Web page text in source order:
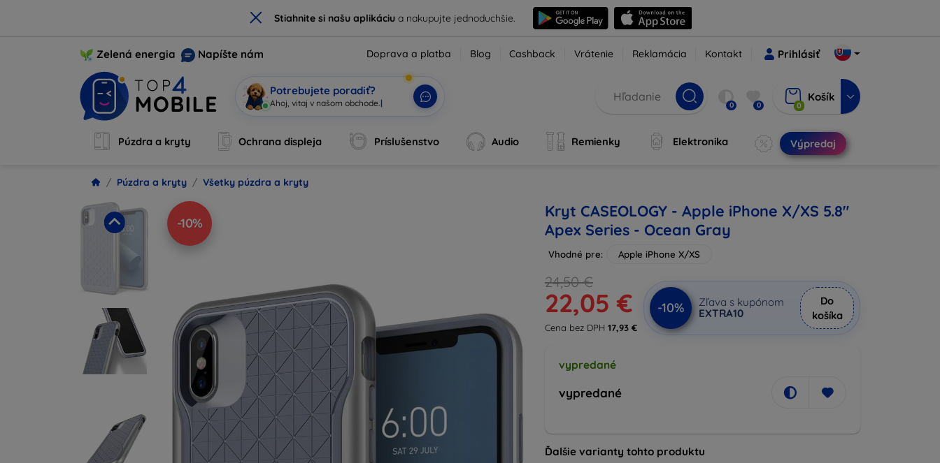
× Stiahnite si našu aplikáciua nakupujte jednoduchšie.
Zelená energia Napíšte nám Doprava a platba Blog Cashback Vrátenie Reklamácia Kontakt Prihlásiť
Potrebujete poradiť?
Ahoj, vitaj v našo| 0 0 0
Košík
Púzdra a kryty Ochrana displeja Príslušenstvo Audio Remienky Elektronika Výpredaj
Púzdra a kryty Všetky púzdra a kryty
-10%
Kryt CASEOLOGY - Apple iPhone X/XS 5.8"
Apex Series - Ocean Gray
Vhodné pre: Apple iPhone X/XS
24,50 €
22,05 €
Cena bez DPH 17,93 €
-10%
Zľava s kupónom
EXTRA10
Do
košíka
vypredané
vypredané
Ďalšie varianty tohto produktu